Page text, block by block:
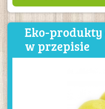
Eko-
w przepisie